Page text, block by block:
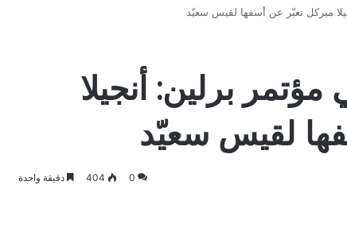
ميركل تعبّر عن أسفها لقيس سعيّد
برلين: أنجيلا
لقيس سعيّد
0
404 دقيقة واحدة